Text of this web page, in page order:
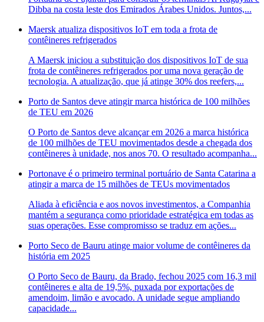
Dibba na costa leste dos Emirados Árabes Unidos. Juntos,...
Maersk atualiza dispositivos IoT em toda a frota de
contêineres refrigerados
A Maersk iniciou a substituição dos dispositivos IoT de sua
frota de contêineres refrigerados por uma nova geração de
tecnologia. A atualização, que já atinge 30% dos reefers,...
Porto de Santos deve atingir marca histórica de 100 milhões
de TEU em 2026
O Porto de Santos deve alcançar em 2026 a marca histórica
de 100 milhões de TEU movimentados desde a chegada dos
contêineres à unidade, nos anos 70. O resultado acompanha...
Portonave é o primeiro terminal portuário de Santa Catarina a
atingir a marca de 15 milhões de TEUs movimentados
Aliada à eficiência e aos novos investimentos, a Companhia
mantém a segurança como prioridade estratégica em todas as
suas operações. Esse compromisso se traduz em ações...
Porto Seco de Bauru atinge maior volume de contêineres da
história em 2025
O Porto Seco de Bauru, da Brado, fechou 2025 com 16,3 mil
contêineres e alta de 19,5%, puxada por exportações de
amendoim, limão e avocado. A unidade segue ampliando
capacidade...